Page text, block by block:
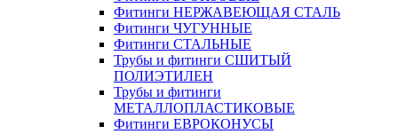
Фитинги НЕРЖАВЕЮЩАЯ СТАЛЬ
Фитинги ЧУГУННЫЕ
Фитинги СТАЛЬНЫЕ
Трубы и фитинги СШИТЫЙ
ПОЛИЭТИЛЕН
Трубы и фитинги
МЕТАЛЛОПЛАСТИКОВЫЕ
Фитинги ЕВРОКОНУСЫ